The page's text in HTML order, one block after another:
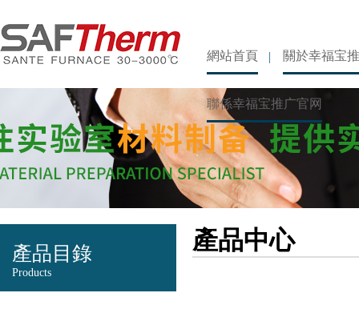
網站首頁 關於幸福宝
聯係幸福宝推广官网
產品目錄
Products
產品中心